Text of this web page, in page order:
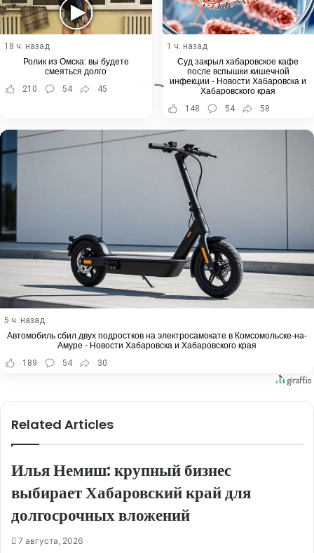
18 ч. назад
Ролик из Омска: вы будете
смеяться долго
210
54 45
1 ч. назад
Суд закрыл хабаровское кафе
после вспышки кишечной
инфекции - Новости Хабаровска и
Хабаровского края
148
54 58
5 ч. назад
Автомобиль сбил двух подростков на электросамокате в Комсомольске-на-
Амуре - Новости Хабаровска и Хабаровского края
189
54 30
Related Articles
Илья Немиш: крупный бизнес
выбирает Хабаровский край для
долгосрочных вложений
7 августа, 2026